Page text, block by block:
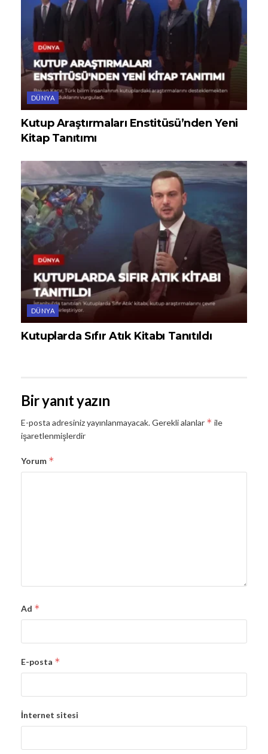
DÜNYA
Kutup Araştırmaları Enstitüsü’nden Yeni
Kitap Tanıtımı
DÜNYA
Kutuplarda Sıfır Atık Kitabı Tanıtıldı
Bir yanıt yazın
E-posta adresiniz yayınlanmayacak.Gerekli alanlar * ile
işaretlenmişlerdir
Yorum *
Ad *
E-posta *
İnternet sitesi